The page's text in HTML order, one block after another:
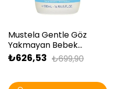
Mustela Gentle Göz
Yakmayan Bebek
Şampuanı 500 ml
₺626,53 ₺699,90